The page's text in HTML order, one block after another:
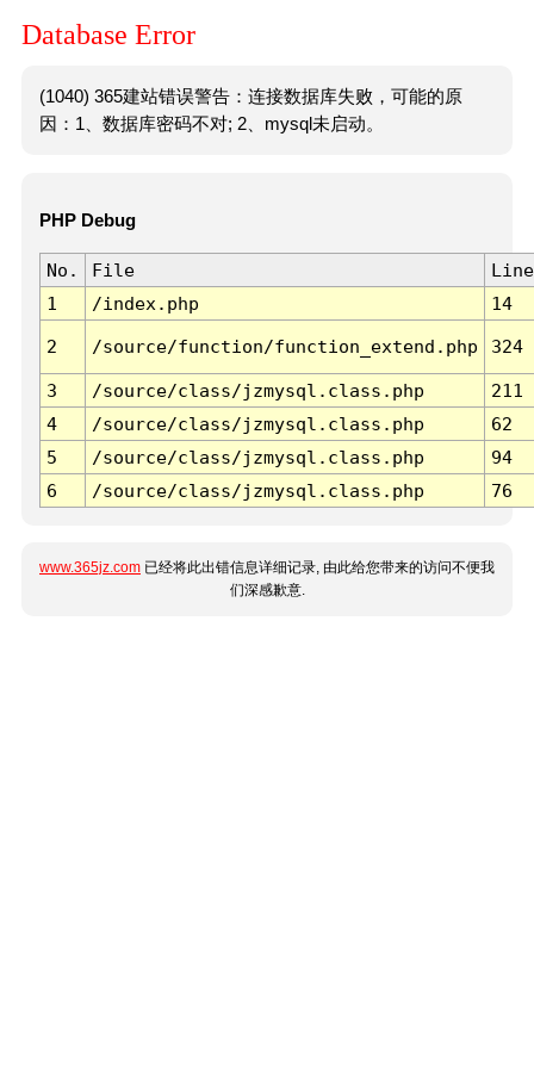
Database Error
(1040) 365建站错误警告：连接数据库失败，可能的原
因：1、数据库密码不对; 2、mysql未启动。
PHP Debug
No. File
Line
1
/index.php 14
2 /source/function/function_extend.php 324
3 /source/class/jzmysql.class.php
211
4
/source/class/jzmysql.class.php
62
5
/source/class/jzmysql.class.php
94
6
/source/class/jzmysql.class.php 76
www.365jz.com 已经将此出错信息详细记录, 由此给您带来的访问不便我
们深感歉意.